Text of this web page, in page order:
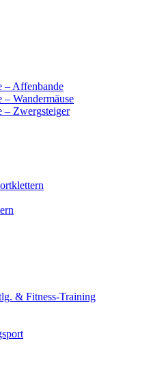
– Affenbande
Wandermäuse
– Zwergsteiger
& Fitness-Training